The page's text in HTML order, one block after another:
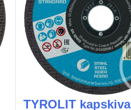
TYROLIT kapskiva